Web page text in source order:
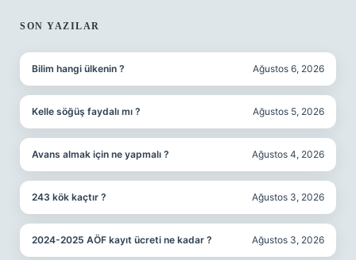
SON YAZILAR
Bilim hangi ülkenin ? Ağustos 6, 2026
Kelle söğüş faydalı mı ? Ağustos 5, 2026
Avans almak için ne yapmalı ? Ağustos 4, 2026
243 kök kaçtır ? Ağustos 3, 2026
2024-2025 AÖF kayıt ücreti ne kadar ? Ağustos 3, 2026